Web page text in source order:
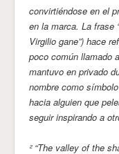
convirtiéndose en el
en la marca. La frase
Virgilio gane”) hace
poco común llamado
mantuvo en privado
nombre como
hacia alguien que
seguir inspirando a
² “The valley of the